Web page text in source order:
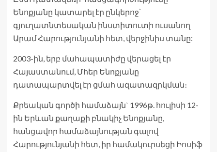
Ենոքյանը կատարել էր ընկերոջ՝
գյուղատնտեսական ինստիտուտի ուսանող
Արամ Հարությունյանի հետ, վերջինիս տանը:
2003-ին, երբ մահապատիժը վերացել էր
Հայաստանում, Մհեր Ենոքյանը
դատապարտվել էր ցմահ ազատազրկման։
Քրեական գործի համաձայն` 1996թ. հուլիսի 12-
ին Երևան քաղաքի բնակիչ Ենոքյանը,
հանցավոր համաձայնության գալով
Հարությունյանի հետ, իր համակուրսեցի Իոսիֆ